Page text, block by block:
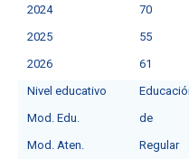
2024
70
2025
55
2026
61
Nivel educativo
Mod. Edu.
deㅤ
Mod. Aten.
Regular